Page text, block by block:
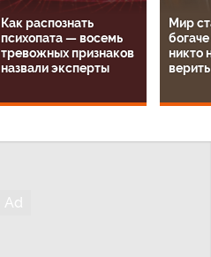
Как распознать
психопата — восемь
тревожных признаков
назвали эксперты
Мир
никто
верить